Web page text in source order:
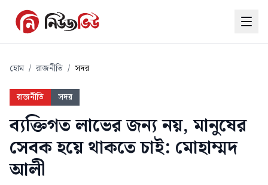
হোম / রাজনীতি / সদর
রাজনীতি সদর
ব্যক্তিগত লাভের জন্য নয়, মানুষের
সেবক হয়ে থাকতে চাই: মোহাম্মদ
আলী